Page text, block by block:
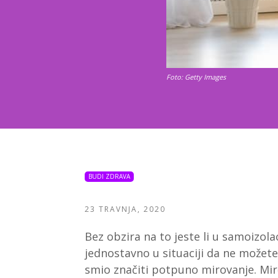
Foto: Getty Images
BUDI ZDRAVA
23 TRAVNJA, 2020
Bez obzira na to jeste li u
jednostavno u situaciji da ne
smio značiti potpuno mirovanje.